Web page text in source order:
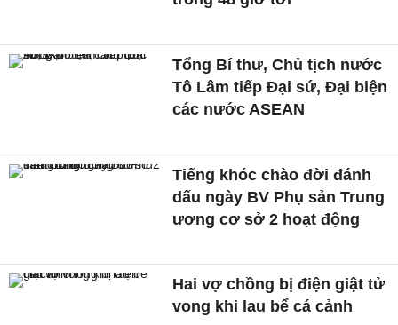
Tổng Bí thư, Chủ tịch nước
Tô Lâm tiếp Đại sứ, Đại biện
các nước ASEAN
Tiếng khóc chào đời đánh
dấu ngày BV Phụ sản Trung
ương cơ sở 2 hoạt động
Hai vợ chồng bị điện giật tử
vong khi lau bể cá cảnh